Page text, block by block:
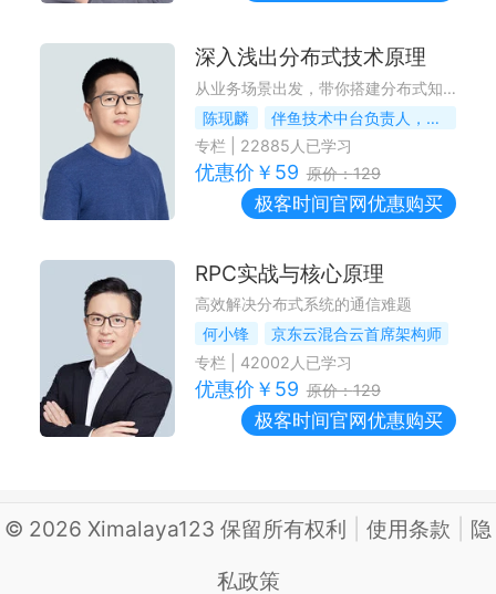
深入浅出分布式技术原理
从业务场景出发，带你搭建分布式知识体系
陈现麟
伴鱼技术中台负责人，前小米工程师
专栏
22885 人已学习
优惠价￥ 59 原价：129
极客时间官网优惠购买
RPC实战与核心原理
高效解决分布式系统的通信难题
何小锋
京东云混合云首席架构师
专栏
42002 人已学习
优惠价￥ 59 原价：129
极客时间官网优惠购买
© 2026 Ximalaya123 保留所有权利 使用条款
隐
私政策